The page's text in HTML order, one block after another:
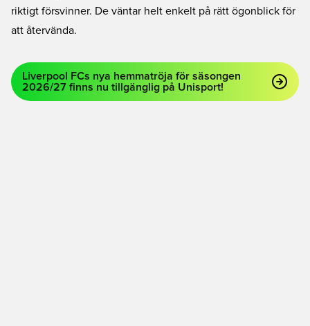
riktigt försvinner. De väntar helt enkelt på rätt ögonblick för
att återvända.
Liverpool FCs nya hemmatröja för säsongen
2026/27 finns nu tillgänglig på Unisport!